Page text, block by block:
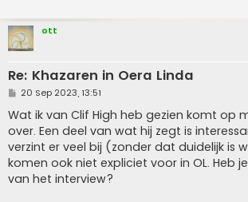
ott
Re: Khazaren in Oera Linda
P
s
t
20 Sep 2023, 13:51
Wat ik van Clif High heb gezien komt op
over. Een deel van wat hij zegt is
verzint er veel bij (zonder dat duidelijk is
komen ook niet expliciet voor in OL. Heb
van het interview?